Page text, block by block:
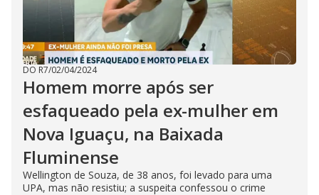
DO R7/02/04/2024
Homem morre após ser
esfaqueado pela ex-mulher em
Nova Iguaçu, na Baixada
Fluminense
Wellington de Souza, de 38 anos, foi levado para uma
UPA, mas não resistiu; a suspeita confessou o crime